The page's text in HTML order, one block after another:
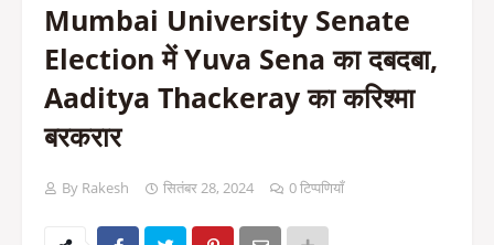
Mumbai University Senate
Election में Yuva Sena का दबदबा,
Aaditya Thackeray का करिश्मा
बरकरार
By Rakesh सितंबर 28, 2024 0 टिप्पणियाँ